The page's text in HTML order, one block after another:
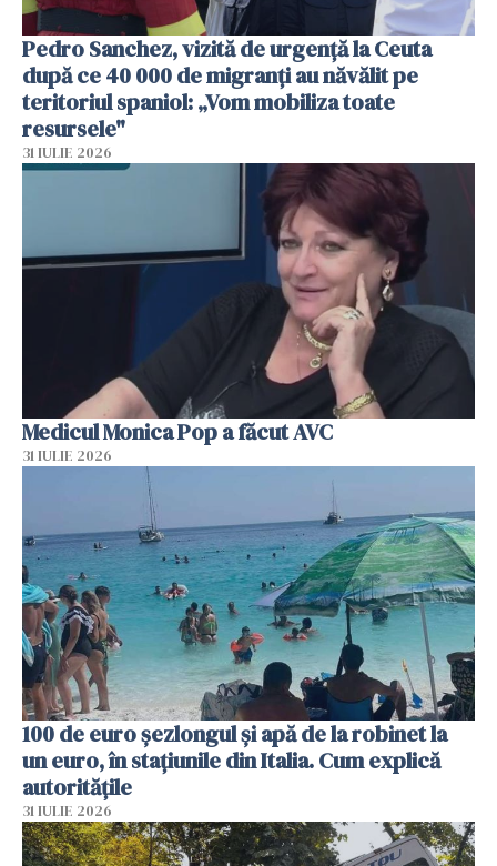
Pedro Sanchez, vizită de urgență la Ceuta
după ce 40 000 de migranți au năvălit pe
teritoriul spaniol: „Vom mobiliza toate
resursele"
31 IULIE 2026
Medicul Monica Pop a făcut AVC
31 IULIE 2026
100 de euro șezlongul și apă de la robinet la
un euro, în stațiunile din Italia. Cum explică
autoritățile
31 IULIE 2026